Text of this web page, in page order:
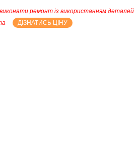
ремонт із використанням деталей
ДІЗНАТИСЬ ЦІНУ